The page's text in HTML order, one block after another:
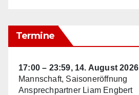
Termine
17:00 – 23:59, 14. August 2026
Mannschaft, Saisoneröffnung
Ansprechpartner Liam Engbert